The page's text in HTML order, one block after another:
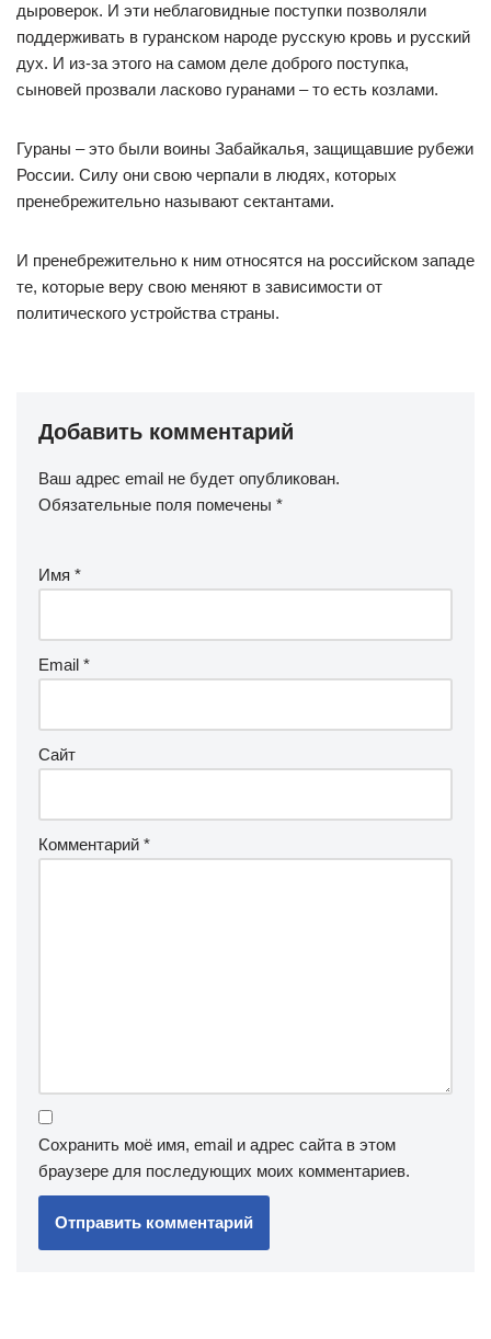
дыроверок. И эти неблаговидные поступки позволяли
поддерживать в гуранском народе русскую кровь и русский
дух. И из-за этого на самом деле доброго поступка,
сыновей прозвали ласково гуранами – то есть козлами.
Гураны – это были воины Забайкалья, защищавшие рубежи
России. Силу они свою черпали в людях, которых
пренебрежительно называют сектантами.
И пренебрежительно к ним относятся на российском западе
те, которые веру свою меняют в зависимости от
политического устройства страны.
Добавить комментарий
Ваш адрес email не будет опубликован.
Обязательные поля помечены *
Имя *
Email *
Сайт
Комментарий *
Сохранить моё имя, email и адрес сайта в этом
браузере для последующих моих комментариев.